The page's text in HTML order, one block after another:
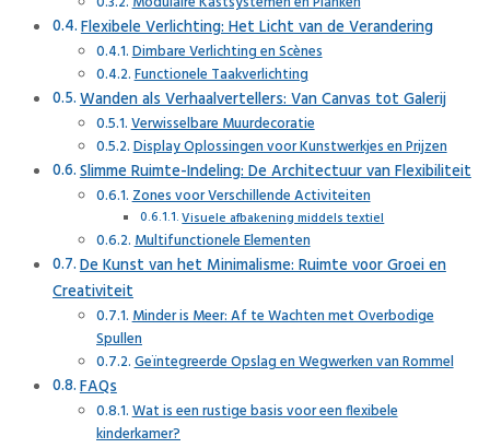
Flexibele Verlichting: Het Licht van de Verandering
Dimbare Verlichting en Scènes
Functionele Taakverlichting
Wanden als Verhaalvertellers: Van Canvas tot Galerij
Verwisselbare Muurdecoratie
Display Oplossingen voor Kunstwerkjes en Prijzen
Slimme Ruimte-Indeling: De Architectuur van Flexibiliteit
Zones voor Verschillende Activiteiten
Visuele afbakening middels textiel
Multifunctionele Elementen
De Kunst van het Minimalisme: Ruimte voor Groei en
Creativiteit
Minder is Meer: Af te Wachten met Overbodige
Spullen
Geïntegreerde Opslag en Wegwerken van Rommel
FAQs
Wat is een rustige basis voor een flexibele
kinderkamer?